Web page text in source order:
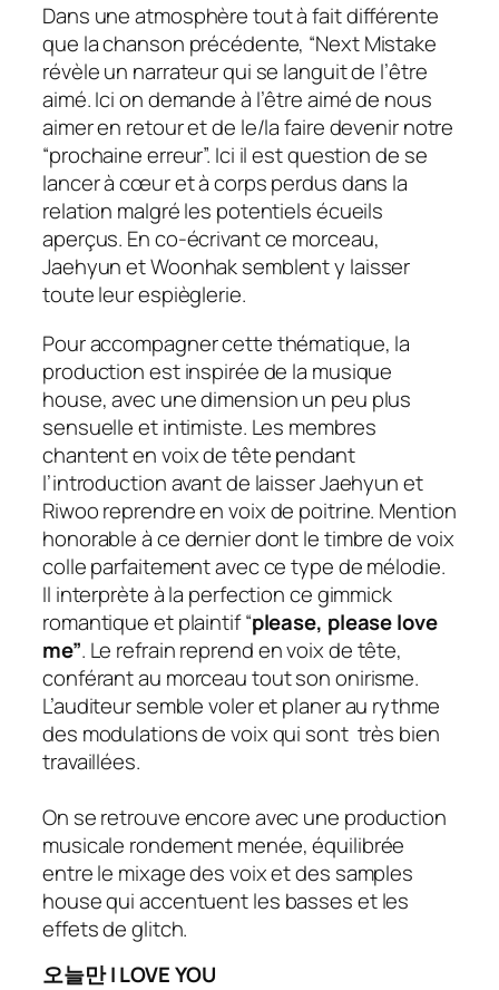
Dans une atmosphère tout à fait différente
que la chanson précédente, “Next Mistake
révèle un narrateur qui se languit de l’être
aimé. Ici on demande à l’être aimé de nous
aimer en retour et de le/la faire devenir notre
“prochaine erreur”. Ici il est question de se
lancer à cœur et à corps perdus dans la
relation malgré les potentiels écueils
aperçus. En co-écrivant ce morceau,
Jaehyun et Woonhak semblent y laisser
toute leur espièglerie.
Pour accompagner cette thématique, la
production est inspirée de la musique
house, avec une dimension un peu plus
sensuelle et intimiste. Les membres
chantent en voix de tête pendant
l’introduction avant de laisser Jaehyun et
Riwoo reprendre en voix de poitrine. Mention
honorable à ce dernier dont le timbre de voix
colle parfaitement avec ce type de mélodie.
Il interprète à la perfection ce gimmick
romantique et plaintif “please, please love
me”. Le refrain reprend en voix de tête,
conférant au morceau tout son onirisme.
L’auditeur semble voler et planer au rythme
des modulations de voix qui sont très bien
travaillées.
On se retrouve encore avec une production
musicale rondement menée, équilibrée
entre le mixage des voix et des samples
housequi accentuent les basses et les
effets deglitch.
오늘만 I LOVE YOU